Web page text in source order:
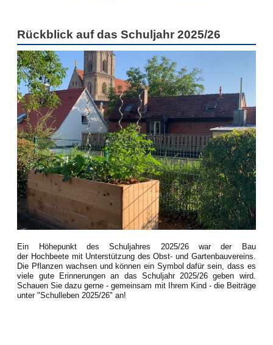
Rückblick auf das Schuljahr 2025/26
Ein Höhepunkt des Schuljahres 2025/26 war der Bau
der Hochbeete mit Unterstützung des Obst- und Gartenbauvereins.
Die Pflanzen wachsen und können ein Symbol dafür sein, dass es
viele gute Erinnerungen an das Schuljahr 2025/26 geben wird.
Schauen Sie dazu gerne - gemeinsam mit Ihrem Kind - die Beiträge
unter "Schulleben 2025/26" an!